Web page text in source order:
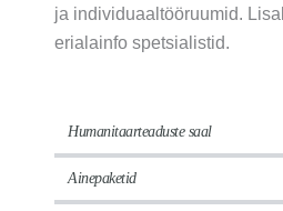
ja individuaaltööruumid.
erialainfo spetsialistid.
Humanitaarteaduste saal
Ainepaketid